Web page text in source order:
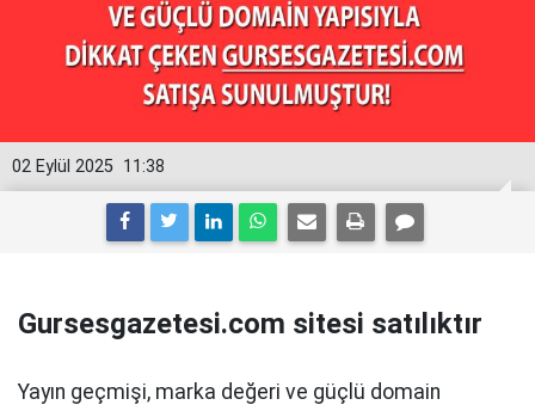
11:38
02 Eylül 2025
Gursesgazetesi.com sitesi satılıktır
Yayın geçmişi, marka değeri ve güçlü domain